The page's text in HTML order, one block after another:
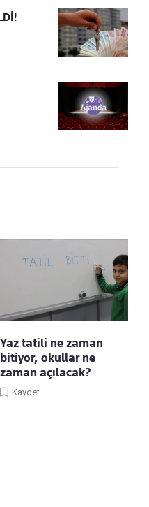
Yaz tatili ne zaman
bitiyor, okullar ne
zaman açılacak?
Kaydet